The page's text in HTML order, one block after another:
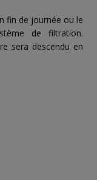
fin de journée ou le
de filtration.
sera descendu en